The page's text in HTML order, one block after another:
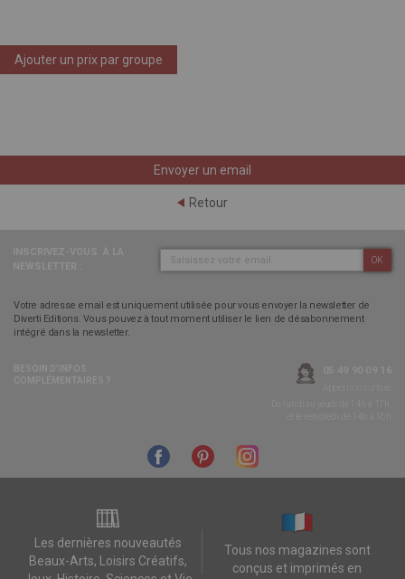
Ajouter un prix par groupe
Envoyer un email
Retour
OK
Votre adresse email est uniquement utilisée pour vous envoyer la newsletter de
Diverti Editions. Vous pouvez à tout moment utiliser le lien de désabonnement
intégré dans la newsletter.
Les dernières nouveautés
Beaux-Arts, Loisirs Créatifs,
Tous nos magazines sont
conçus et imprimés en